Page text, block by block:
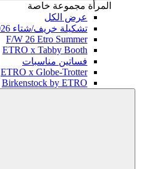
المرأة مجموعة خاصة
عرض الكل
تشكيلة خريف/شتاء 2026
F/W 26 Etro Summer
ETRO x Tabby Booth
فساتين مناسبات
ETRO x Globe-Trotter
Birkenstock by ETRO